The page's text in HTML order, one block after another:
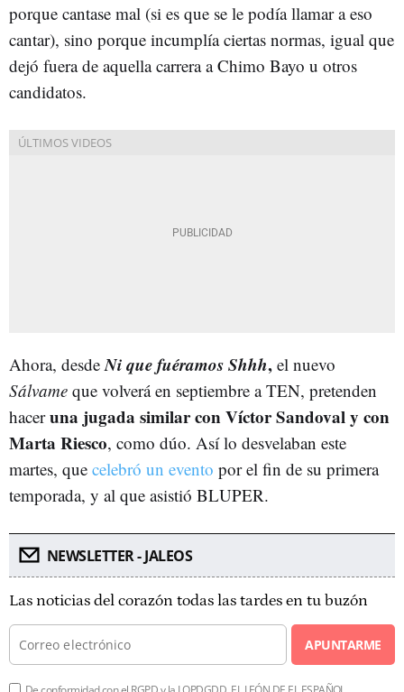
porque cantase mal (si es que se le podía llamar a eso
cantar), sino porque incumplía ciertas normas, igual que
dejó fuera de aquella carrera a Chimo Bayo u otros
candidatos.
Ahora, desde Ni que fuéramos Shhh, el nuevo
Sálvame que volverá en septiembre a TEN, pretenden
haceruna jugada similar con Víctor Sandoval y con
Marta Riesco, como dúo. Así lo desvelaban este
martes, que celebró un evento por el fin de su primera
temporada, y al que asistió BLUPER.
NEWSLETTER - JALEOS
Las noticias del corazón todas las tardes en tu buzón
APUNTARME